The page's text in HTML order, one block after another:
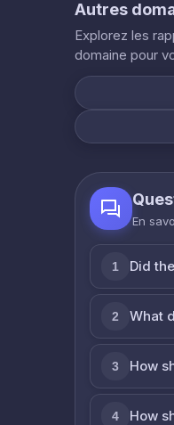
Autres
Explorez les
domaine pour
En
1 Did
2 What
3 How
4 How